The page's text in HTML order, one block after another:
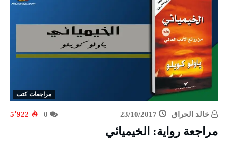
مراجعات كتب
خالد الحراق 23/10/2017 5٬922
مراجعة رواية: الخيميائي